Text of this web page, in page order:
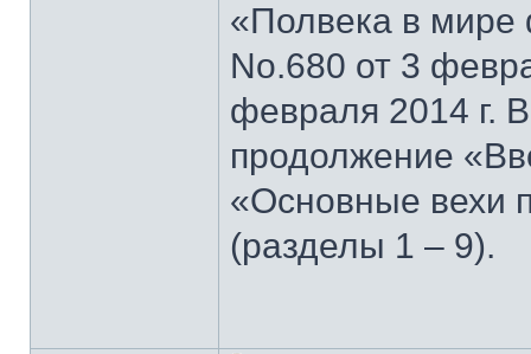
«Полвека в мире
No.680 от 3
февраля 2014 г.
продолжение
«Основные вехи
(разделы 1 – 9).